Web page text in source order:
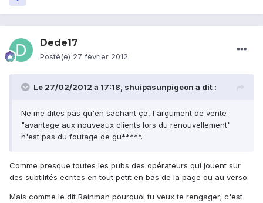
Dede17
Posté(e) 27 février 2012
Le 27/02/2012 à 17:18, shuipasunpigeon a dit :
Ne me dites pas qu'en sachant ça, l'argument de vente :
"avantage aux nouveaux clients lors du renouvellement"
n'est pas du foutage de gu*****.
Comme presque toutes les pubs des opérateurs qui jouent sur
des subtilités ecrites en tout petit en bas de la page ou au verso.
Mais comme le dit Rainman pourquoi tu veux te rengager; c'est